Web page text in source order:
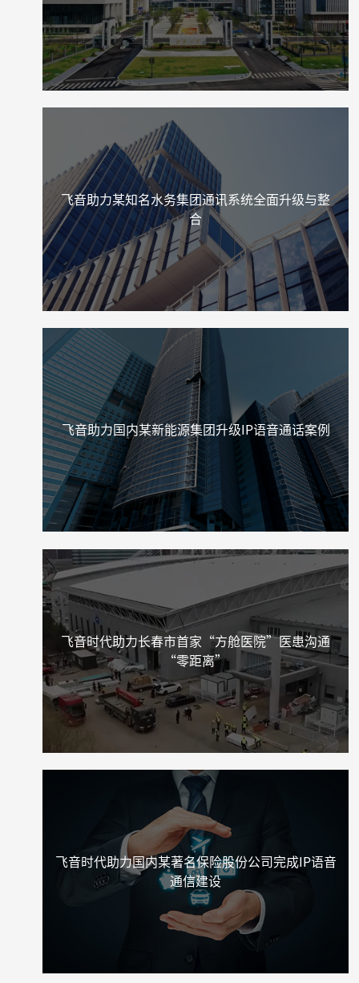
飞音助力某知名水务集团通讯系统全面升级与整
合
飞音助力国内某新能源集团升级IP语音通话案例
飞音时代助力长春市首家“方舱医院”医患沟通
“零距离”
飞音时代助力国内某著名保险股份公司完成IP语音
通信建设